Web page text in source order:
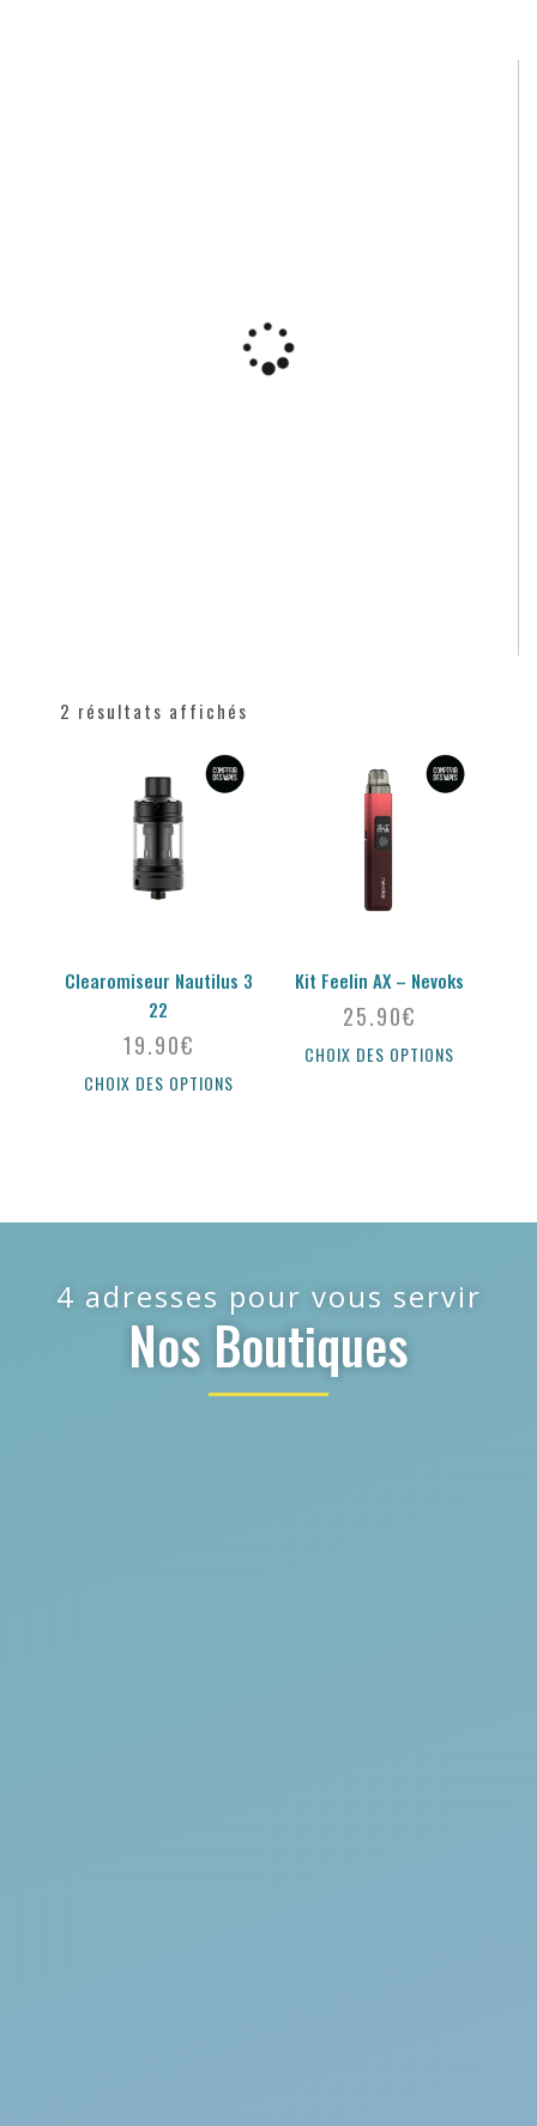
2 résultats affichés
Clearomiseur Nautilus 3
22
19.90€
CHOIX DES OPTIONS
Kit Feelin AX – Nevoks
25.90€
CHOIX DES OPTIONS
4 adresses pour vous servir
Nos Boutiques